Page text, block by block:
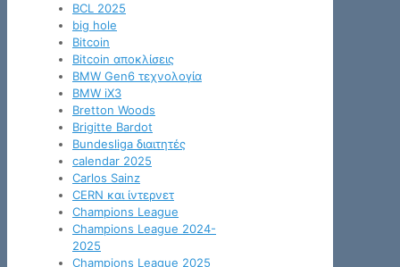
BCL 2025
big hole
Bitcoin
Bitcoin αποκλίσεις
BMW Gen6 τεχνολογία
BMW iX3
Bretton Woods
Brigitte Bardot
Bundesliga διαιτητές
calendar 2025
Carlos Sainz
CERN και ίντερνετ
Champions League
Champions League 2024-
2025
Champions League 2025